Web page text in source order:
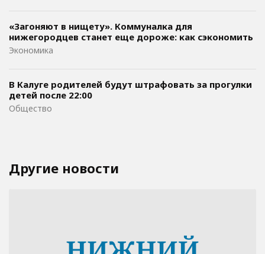
«Загоняют в нищету». Коммуналка для
нижегородцев станет еще дороже: как сэкономить
Экономика
В Калуге родителей будут штрафовать за прогулки
детей после 22:00
Общество
Другие новости